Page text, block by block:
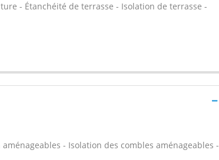
- Étanchéité de terrasse - Isolation de terrasse -
- Isolation des combles aménageables -